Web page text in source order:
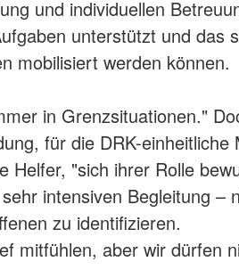
und individuellen
unterstützt und das
mobilisiert werden können.
in Grenzsituationen."
für die DRK-einheitliche
Helfer, "sich ihrer Rolle
intensiven Begleitung –
zu identifizieren.
mitfühlen, aber wir dürfen